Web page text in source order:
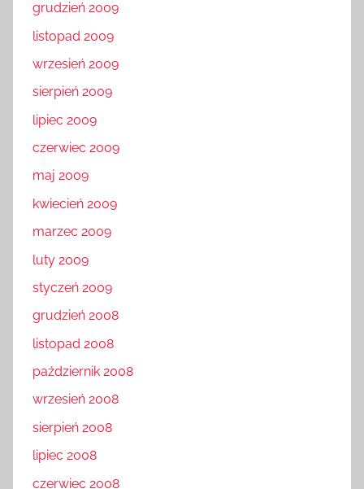
grudzień 2009
listopad 2009
wrzesień 2009
sierpień 2009
lipiec 2009
czerwiec 2009
maj 2009
kwiecień 2009
marzec 2009
luty 2009
styczeń 2009
grudzień 2008
listopad 2008
październik 2008
wrzesień 2008
sierpień 2008
lipiec 2008
czerwiec 2008